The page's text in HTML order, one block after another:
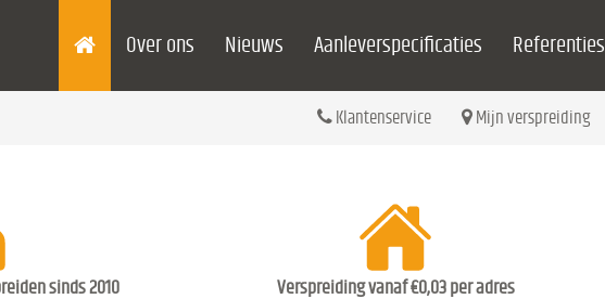
Over ons Nieuws Aanleverspecificaties Referenties
Klantenservice Mijn verspreiding
sinds 2010 Verspreiding vanaf €0,03 per adres